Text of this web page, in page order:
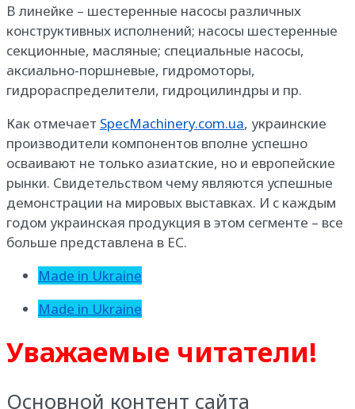
В линейке – шестеренные насосы различных
конструктивных исполнений; насосы шестеренные
секционные, масляные; специальные насосы,
аксиально-поршневые, гидромоторы,
гидрораспределители, гидроцилиндры и пр.
Как отмечает SpecMachinery.com.ua, украинские
производители компонентов вполне успешно
осваивают не только азиатские, но и европейские
рынки. Свидетельством чему являются успешные
демонстрации на мировых выставках. И с каждым
годом украинская продукция в этом сегменте – все
больше представлена в ЕС.
Made in Ukraine
Made in Ukraine
Уважаемые читатели!
Основной контент сайта